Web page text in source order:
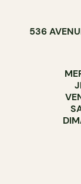
536